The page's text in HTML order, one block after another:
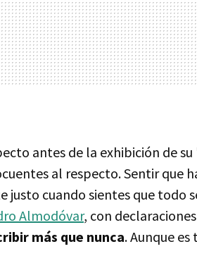
antes de la exhibición de su
al respecto. Sentir que
cuando sientes que todo
Almodóvar, con
más que nunca. Aunque